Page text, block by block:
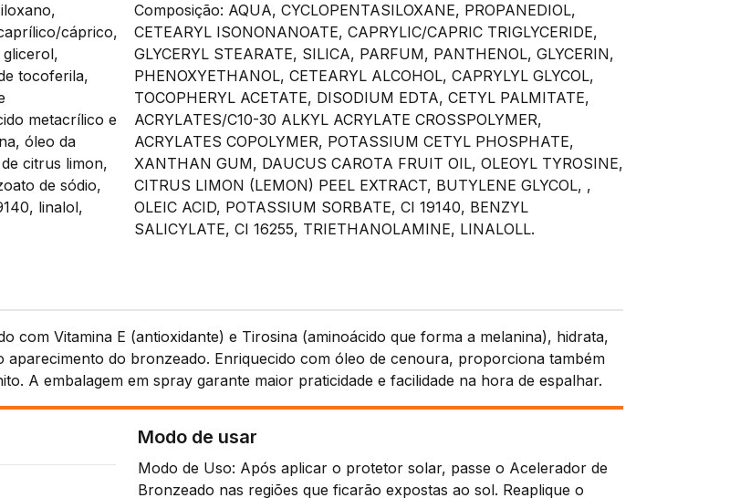
cáprico,
tocoferila,
metacrílico e
óleo da
citrus limon,
de sódio,
linalol,
Composição: AQUA, CYCLOPENTASILOXANE, PROPANEDIOL,
CETEARYL ISONONANOATE, CAPRYLIC/CAPRIC TRIGLYCERIDE,
GLYCERYL STEARATE, SILICA, PARFUM, PANTHENOL, GLYCERIN,
PHENOXYETHANOL, CETEARYL ALCOHOL, CAPRYLYL GLYCOL,
TOCOPHERYL ACETATE, DISODIUM EDTA, CETYL PALMITATE,
ACRYLATES/C10-30 ALKYL ACRYLATE CROSSPOLYMER,
ACRYLATES COPOLYMER, POTASSIUM CETYL PHOSPHATE,
XANTHAN GUM, DAUCUS CAROTA FRUIT OIL, OLEOYL TYROSINE,
CITRUS LIMON (LEMON) PEEL EXTRACT, BUTYLENE GLYCOL, ,
OLEIC ACID, POTASSIUM SORBATE, CI 19140, BENZYL
SALICYLATE, CI 16255, TRIETHANOLAMINE, LINALOLL.
com Vitamina E (antioxidante) e Tirosina (aminoácido que forma a melanina), hidrata,
aparecimento do bronzeado. Enriquecido com óleo de cenoura, proporciona também
A embalagem em spray garante maior praticidade e facilidade na hora de espalhar.
Modo de usar
Modo de Uso: Após aplicar o protetor solar, passe o Acelerador de
Bronzeado nas regiões que ficarão expostas ao sol. Reaplique o